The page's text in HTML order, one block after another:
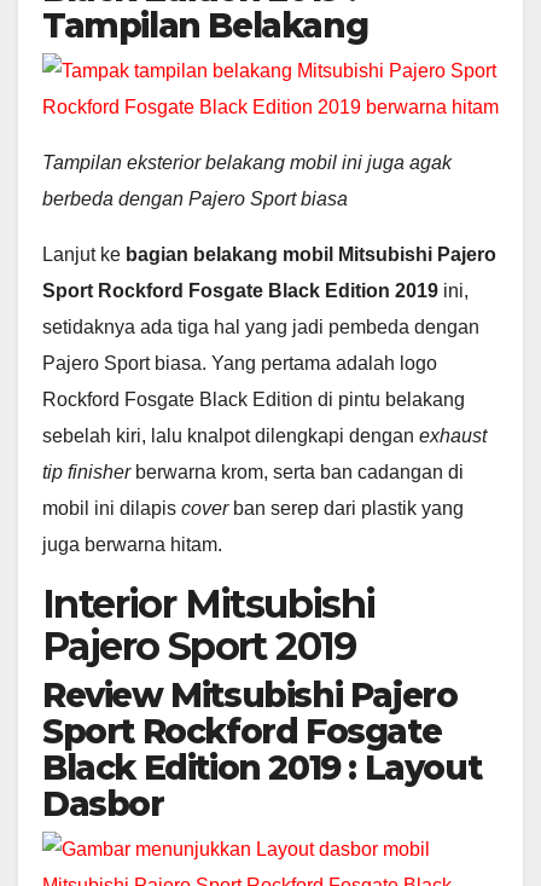
Tampilan Belakang
Tampilan eksterior belakang mobil ini juga agak
berbeda dengan Pajero Sport biasa
Lanjut ke bagian belakang mobil Mitsubishi Pajero
Sport Rockford Fosgate Black Edition 2019 ini,
setidaknya ada tiga hal yang jadi pembeda dengan
Pajero Sport biasa. Yang pertama adalah logo
Rockford Fosgate Black Edition di pintu belakang
sebelah kiri, lalu knalpot dilengkapi dengan exhaust
tip finisherberwarna krom, serta ban cadangan di
mobil ini dilapis coverban serep dari plastik yang
juga berwarna hitam.
Interior Mitsubishi
Pajero Sport 2019
Review Mitsubishi Pajero
Sport Rockford Fosgate
Black Edition 2019 : Layout
Dasbor